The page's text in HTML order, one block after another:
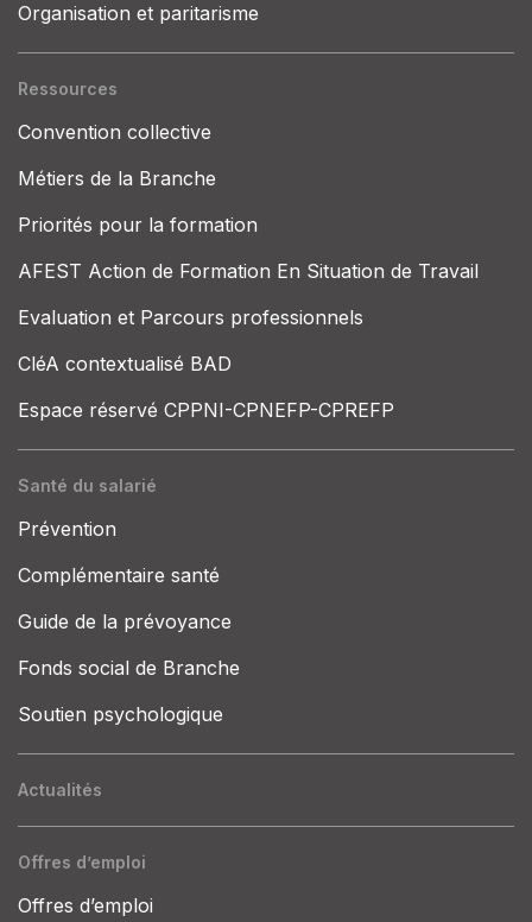
Organisation et paritarisme
Ressources
Convention collective
Métiers de la Branche
Priorités pour la formation
AFEST Action de Formation En Situation de Travail
Evaluation et Parcours professionnels
CléA contextualisé BAD
Espace réservé CPPNI-CPNEFP-CPREFP
Santé du salarié
Prévention
Complémentaire santé
Guide de la prévoyance
Fonds social de Branche
Soutien psychologique
Actualités
Offres d’emploi
Offres d’emploi